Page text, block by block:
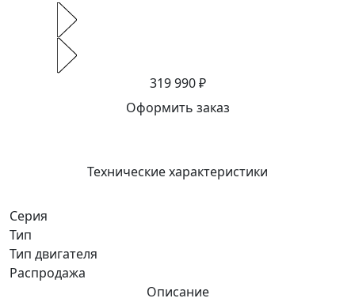
319 990 ₽
Оформить заказ
Описание
Технические характеристики
Серия
Тип
Тип двигателя
Распродажа